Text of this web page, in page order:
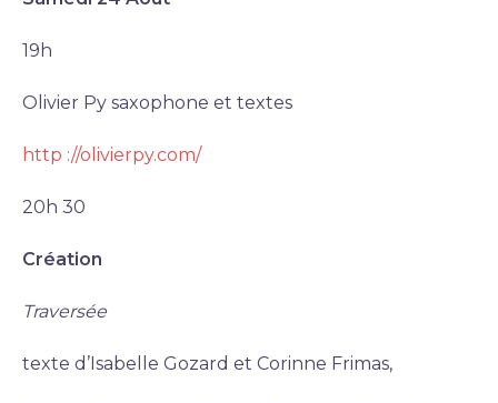
19h
Olivier Py saxophone et textes
http ://olivierpy.com/
20h 30
Création
Traversée
texte d’Isabelle Gozard et Corinne Frimas,